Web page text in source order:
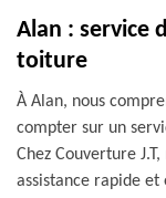
Alan : service
toiture
À Alan, nous
compter sur un
Chez Couverture
assistance rapide et